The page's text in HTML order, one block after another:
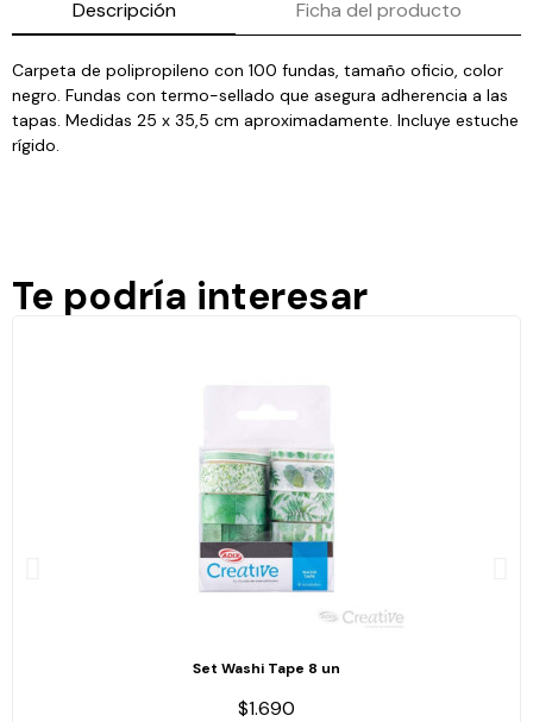
Descripción Ficha del producto
Carpeta de polipropileno con 100 fundas, tamaño oficio, color
negro. Fundas con termo-sellado que asegura adherencia a las
tapas. Medidas 25 x 35,5 cm aproximadamente. Incluye estuche
rígido.
Te podría interesar
Set Washi Tape 8 un
$1.690